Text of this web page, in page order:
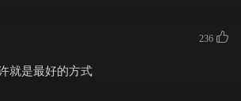
我爱我的珠宝就像罗密欧爱朱丽叶）
Either road 都要学会长大
236
就是最好的方式